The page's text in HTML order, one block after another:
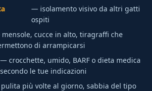
— isolamento visivo da altri gatti
ospiti
cucce in alto, tiragraffi che
di arrampicarsi
— crocchette, umido, BARF o dieta medica
secondo le tue indicazioni
più volte al giorno, sabbia del tipo